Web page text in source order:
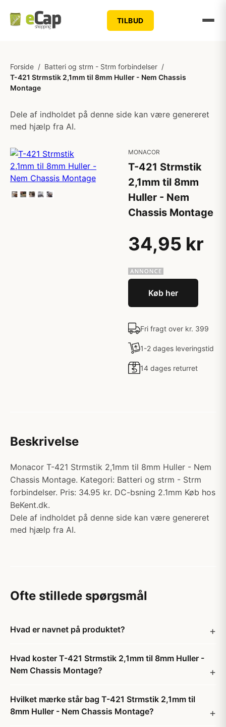
TILBUD
Forside / Batteri og strm - Strm forbindelser /
T-421 Strmstik 2,1mm til 8mm Huller - Nem Chassis
Montage
Dele af indholdet på denne side kan være genereret
med hjælp fra AI.
MONACOR
T-421 Strmstik
2,1mm til 8mm
Huller - Nem
Chassis Montage
34,95 kr
Køb her
Fri fragt over kr. 399
1-2 dages leveringstid
14 dages returret
Beskrivelse
Monacor T-421 Strmstik 2,1mm til 8mm Huller - Nem
Chassis Montage. Kategori: Batteri og strm - Strm
forbindelser. Pris: 34.95 kr. DC-bsning 2.1mm Køb hos
BeKent.dk.
Dele af indholdet på denne side kan være genereret
med hjælp fra AI.
Ofte stillede spørgsmål
Hvad er navnet på produktet?
Hvad koster T-421 Strmstik 2,1mm til 8mm Huller -
Nem Chassis Montage?
Hvilket mærke står bag T-421 Strmstik 2,1mm til
8mm Huller - Nem Chassis Montage?